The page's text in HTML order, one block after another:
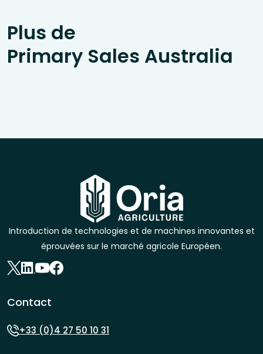
Plus de
Primary Sales Australia
Introduction de technologies et de machines innovantes et
éprouvées sur le marché agricole Européen.
Contact
+33 (0)4 27 50 10 31